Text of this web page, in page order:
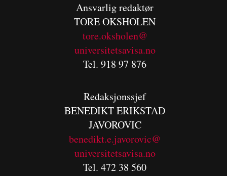
Ansvarlig redaktør
TORE OKSHOLEN
tore.oksholen@
universitetsavisa.no
Tel. 918 97 876
Redaksjonssjef
BENEDIKTERIKSTAD
JAVOROVIC
benedikt.e.javorovic@
universitetsavisa.no
Tel. 472 38 560